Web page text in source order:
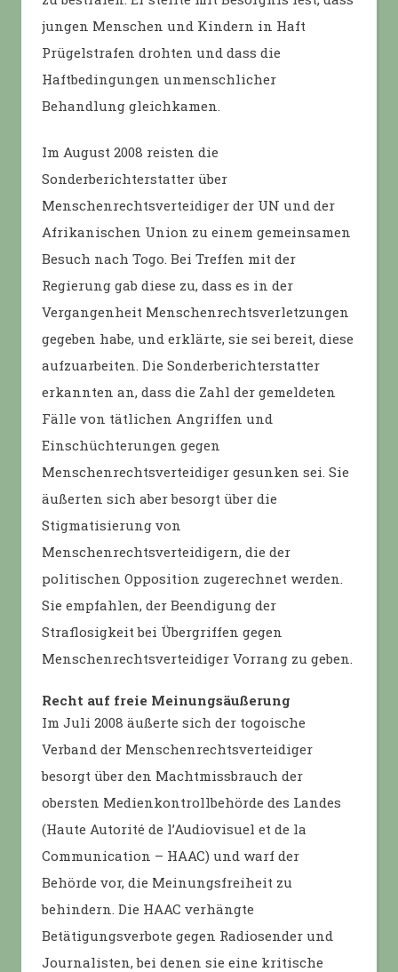
jungen Menschen und Kindern in Haft
Prügelstrafen drohten und dass die
Haftbedingungen unmenschlicher
Behandlung gleichkamen.
Im August 2008 reisten die
Sonderberichterstatter über
Menschenrechtsverteidiger der UN und der
Afrikanischen Union zu einem gemeinsamen
Besuch nach Togo. Bei Treffen mit der
Regierung gab diese zu, dass es in der
Vergangenheit Menschenrechtsverletzungen
gegeben habe, und erklärte, sie sei bereit, diese
aufzuarbeiten. Die Sonderberichterstatter
erkannten an, dass die Zahl der gemeldeten
Fälle von tätlichen Angriffen und
Einschüchterungen gegen
Menschenrechtsverteidiger gesunken sei. Sie
äußerten sich aber besorgt über die
Stigmatisierung von
Menschenrechtsverteidigern, die der
politischen Opposition zugerechnet werden.
Sie empfahlen, der Beendigung der
Straflosigkeit bei Übergriffen gegen
Menschenrechtsverteidiger Vorrang zu geben.
Recht auf freie Meinungsäußerung
Im Juli 2008 äußerte sich der togoische
Verband der Menschenrechtsverteidiger
besorgt über den Machtmissbrauch der
obersten Medienkontrollbehörde des Landes
(Haute Autorité de l’Audiovisuel et de la
Communication – HAAC) und warf der
Behörde vor, die Meinungsfreiheit zu
behindern. Die HAAC verhängte
Betätigungsverbote gegen Radiosender und
Journalisten, bei denen sie eine kritische